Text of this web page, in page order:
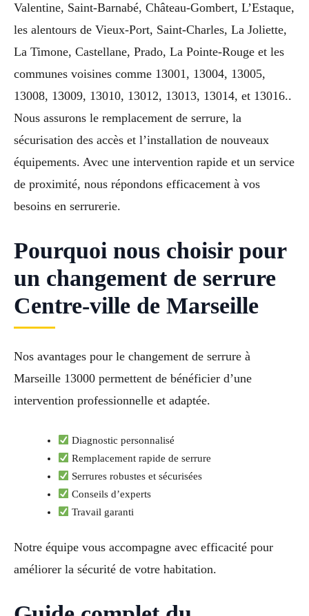
Valentine, Saint-Barnabé, Château-Gombert, L’Estaque,
les alentours de Vieux-Port, Saint-Charles, La Joliette,
La Timone, Castellane, Prado, La Pointe-Rouge et les
communes voisines comme 13001, 13004, 13005,
13008, 13009, 13010, 13012, 13013, 13014, et 13016..
Nous assurons le remplacement de serrure, la
sécurisation des accès et l’installation de nouveaux
équipements. Avec une intervention rapide et un service
de proximité, nous répondons efficacement à vos
besoins en serrurerie.
Pourquoi nous choisir pour
un changement de serrure
Centre-ville de Marseille
Nos avantages pour le changement de serrure à
Marseille 13000 permettent de bénéficier d’une
intervention professionnelle et adaptée.
Diagnostic personnalisé
Remplacement rapide de serrure
Serrures robustes et sécurisées
Conseils d’experts
Travail garanti
Notre équipe vous accompagne avec efficacité pour
améliorer la sécurité de votre habitation.